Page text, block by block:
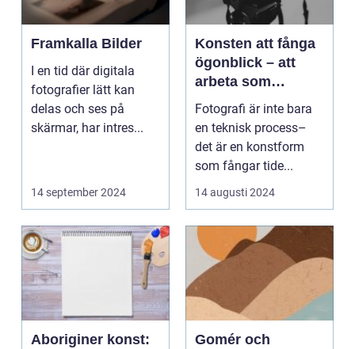
Framkalla Bilder
I en tid där digitala
fotografier lätt kan
delas och ses på
skärmar, har intres...
14 september 2024
Konsten att fånga
ögonblick – att
arbeta som
fotograf i
Norrköping
Fotografi är inte bara
en teknisk process–
det är en konstform
som fångar tide...
14 augusti 2024
Aboriginer konst:
Gomér och